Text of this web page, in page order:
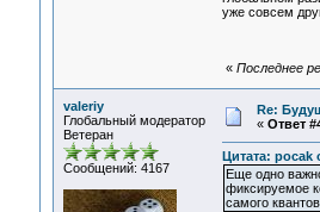
уже совсем
« Последнее
valeriy
Глобальный модератор
Ветеран
Сообщений: 4167
Re:
« Ответ
Цитата: pocak
Еще одно
фиксируемое
самого